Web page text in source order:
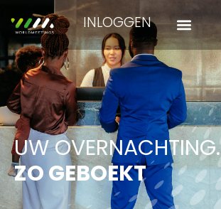
INLOGGEN
UW OVERNACHTING.
ZO GEBOEKT